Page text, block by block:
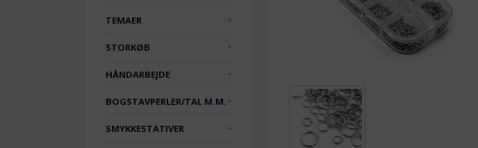
TEMAER
STORKØB
HÅNDARBEJDE
BOGSTAVPERLER/TAL M.M.
SMYKKESTATIVER